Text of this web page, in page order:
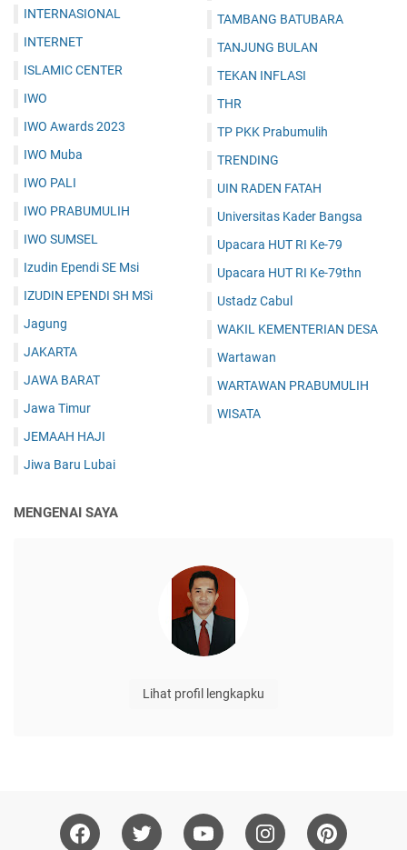
INTERNASIONAL
INTERNET
ISLAMIC CENTER
IWO
IWO Awards 2023
IWO Muba
IWO PALI
IWO PRABUMULIH
IWO SUMSEL
Izudin Ependi SE Msi
IZUDIN EPENDI SH MSi
Jagung
JAKARTA
JAWA BARAT
Jawa Timur
JEMAAH HAJI
Jiwa Baru Lubai
TAMBANG BATUBARA
TANJUNG BULAN
TEKAN INFLASI
THR
TP PKK Prabumulih
TRENDING
UIN RADEN FATAH
Universitas Kader Bangsa
Upacara HUT RI Ke-79
Upacara HUT RI Ke-79thn
Ustadz Cabul
WAKIL KEMENTERIAN DESA
Wartawan
WARTAWAN PRABUMULIH
WISATA
MENGENAI SAYA
Lihat profil lengkapku